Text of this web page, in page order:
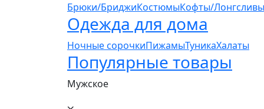
Брюки/БриджиКостюмыКофты/
Одежда для дома
Ночные сорочкиПижамыТуникаХалаты
Популярные товары
Мужское